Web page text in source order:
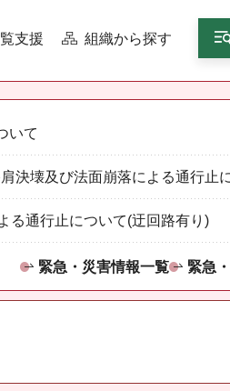
支援 組織から探す
いて
決壊及び法面崩落による通行止
る通行止について(迂回路有り)
緊急・災害情報一覧 緊急